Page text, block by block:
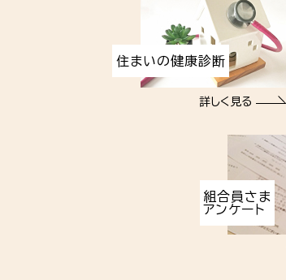
住まいの健康診断
詳しく見る
組合員さま
アンケート